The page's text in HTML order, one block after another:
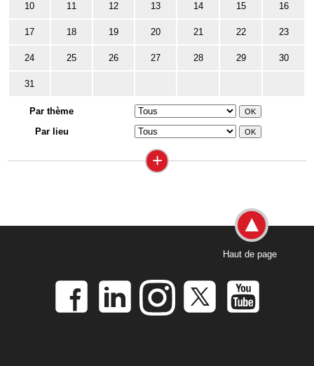
10 11 12 13 14 15 16
17 18 19 20 21 22 23
24 25 26 27 28 29 30
31
Par thème
Par lieu
+
Haut de page